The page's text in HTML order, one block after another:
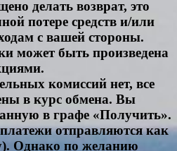
делать возврат, это
потере средств и/или
с вашей стороны.
может быть произведена
комиссий нет, все
в курс обмена. Вы
в графе «Получить».
отправляются как
Однако по желанию